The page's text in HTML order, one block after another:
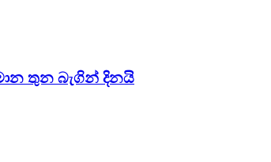
තුන බැගින් දිනයි